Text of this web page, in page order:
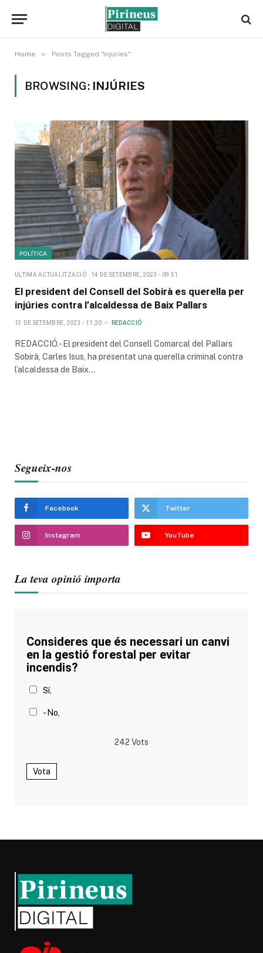
Home » Posts Tagged "injúries"
BROWSING: INJÚRIES
POLÍTICA
ULTIMA ACTUALITZACIÓ 14 DE SETEMBRE, 2023 - 09:51
El president del Consell del Sobirà es querella per
injúries contra l’alcaldessa de Baix Pallars
13 DE SETEMBRE, 2023 - 11:20 REDACCIÓ
REDACCIÓ.- El president del Consell Comarcal del Pallars
Sobirà, Carles Isus, ha presentat una querella criminal contra
l’alcaldessa de Baix…
Segueix-nos
Facebook Twitter
Instagram YouTube
La teva opinió importa
Consideres que és necessari un canvi
en la gestió forestal per evitar
incendis?
Sí,
- No,
242 Vots
Vota